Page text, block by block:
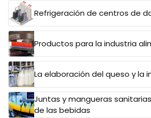
Refrigeración de centros de
Productos para la industria
La elaboración del queso y la
Juntas y mangueras
de las bebidas